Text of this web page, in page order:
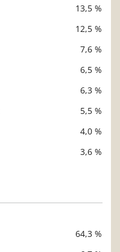
13,5 %
12,5 %
7,6 %
6,5 %
6,3 %
5,5 %
4,0 %
3,6 %
64,3 %